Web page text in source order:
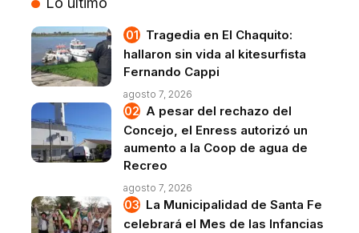
Tragedia en El Chaquito:
hallaron sin vida al kitesurfista
Fernando Cappi
agosto 7, 2026
A pesar del rechazo del
Concejo, el Enress autorizó un
aumento a la Coop de agua de
Recreo
agosto 7, 2026
La Municipalidad de Santa Fe
celebrará el Mes de las Infancias